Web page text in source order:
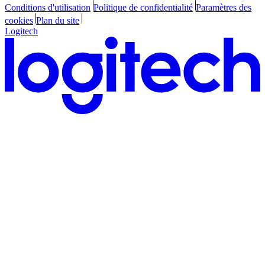
Conditions d'utilisation Politique de confidentialité Paramètres des
cookies Plan du site
Logitech